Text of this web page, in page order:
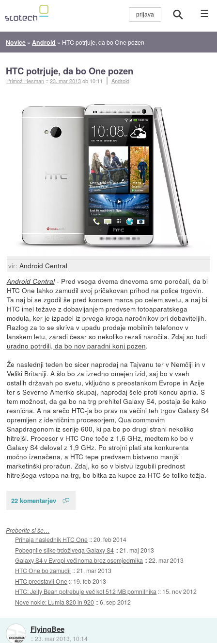
☰
Novice » Android » HTC potrjuje, da bo One pozen
HTC potrjuje, da bo One pozen
Primož Resman ::23. mar 2013ob 10:11 Android
vir: Android Central
Android Central- Pred vsega dvema dnevoma smo poročali, da bi
HTC One lahko zamudil svoj pričakovan prihod na police trgovin.
Ta naj bi se zgodil še pred koncem marca po celem svetu, a naj bi
HTC imel težave z dobavljanjem predvsem fotoaparatskega
modula, ker je izpadel iz prvega kroga naročnikov pri dobaviteljih.
Razlog za to se skriva v upadu prodaje mobilnih telefonov v
lanskem letu, zaradi česar so nekoliko rezali naročila. Zdaj so tudi
uradno potrdili, da bo nov paradni konj pozen.
Že naslednji teden bo sicer naprodaj na Tajvanu ter v Nemčiji in v
Veliki Britaniji. A šlo bo za izredno omejen izid, saj bo v vseh
ostalih državah po svetu, vključno s preostankom Evrope in Azije
ter s Severno Ameriko skupaj, naprodaj šele proti koncu aprila. S
tem možnost, da ga bo na trg prehitel Galaxy S4, postaja še kako
resnična. A na srečo HTC-ja bo prav na večini teh trgov Galaxy S4
opremljen z identičnim procesorjem, Qualcommovim
Snapdragonom iz serije 600, ki pa bo po drugi strani nekoliko
hitrejši. Procesor v HTC One teče z 1,6 GHz, medtem ko bo v
Galaxy S4 deloval z 1,9 GHz. Po strojni plati sta konkurenta
močno izenačena, a HTC tepe predvsem bistveno manjši
marketinški proračun. Zdaj, ko so v bistvu izgubili prednost
hitrejšega vstopa na trg, bo bitka za kupce za HTC še toliko težja.
22 komentarjev
Preberite si še…
Prihaja naslednik HTC One ::20. feb 2014
Pobegnile slike trdoživega Galaxy S4 ::21. maj 2013
Galaxy S4 v Evropi večinoma brez osemjedrnika ::22. mar 2013
HTC One bo zamudil ::21. mar 2013
HTC predstavil One :: 19. feb 2013
HTC: Jelly Bean potrebuje več kot 512 MB pomnilnika :: 15. nov 2012
Nove nokie: Lumia 820 in 920 ::6. sep 2012
FlyingBee
::23. mar 2013, 10:14